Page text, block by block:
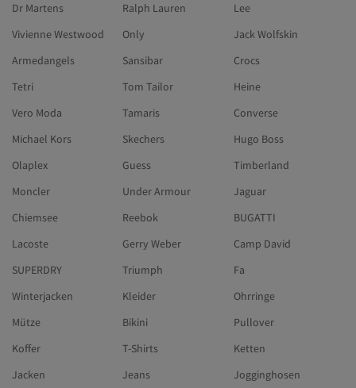
Dr Martens
Ralph Lauren
Lee
Vivienne Westwood
Only
Jack Wolfskin
Armedangels
Sansibar
Crocs
Tetri
Tom Tailor
Heine
Vero Moda
Tamaris
Converse
Michael Kors
Skechers
Hugo Boss
Olaplex
Guess
Timberland
Moncler
Under Armour
Jaguar
Chiemsee
Reebok
BUGATTI
Lacoste
Gerry Weber
Camp David
SUPERDRY
Triumph
Fa
Winterjacken
Kleider
Ohrringe
Mütze
Bikini
Pullover
Koffer
T-Shirts
Ketten
Jacken
Jeans
Jogginghosen